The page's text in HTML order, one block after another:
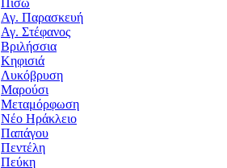
Αγ. Παρασκευή
Αγ. Στέφανος
Βριλήσσια
Κηφισιά
Λυκόβρυση
Μαρούσι
Μεταμόρφωση
Νέο Ηράκλειο
Παπάγου
Πεντέλη
Πεύκη